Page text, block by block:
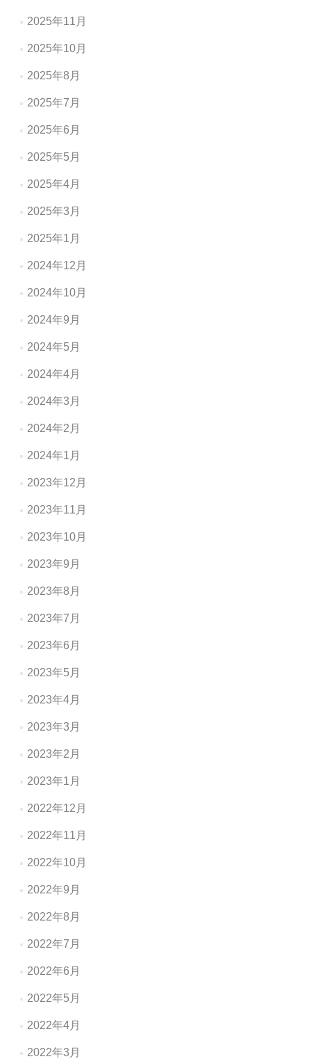
2025年11月
2025年10月
2025年8月
2025年7月
2025年6月
2025年5月
2025年4月
2025年3月
2025年1月
2024年12月
2024年10月
2024年9月
2024年5月
2024年4月
2024年3月
2024年2月
2024年1月
2023年12月
2023年11月
2023年10月
2023年9月
2023年8月
2023年7月
2023年6月
2023年5月
2023年4月
2023年3月
2023年2月
2023年1月
2022年12月
2022年11月
2022年10月
2022年9月
2022年8月
2022年7月
2022年6月
2022年5月
2022年4月
2022年3月